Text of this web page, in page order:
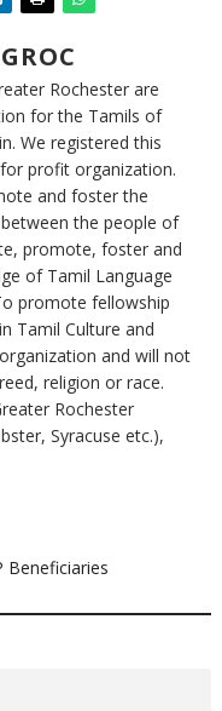
Rochester are
for the Tamils of
We registered this
profit organization.
and foster the
the people of
promote, foster and
of Tamil Language
promote fellowship
Tamil Culture and
and will not
religion or race.
Rochester
Syracuse etc.),
Beneficiaries